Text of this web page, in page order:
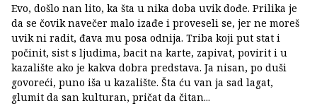
Evo, došlo nan lito, ka šta u nika doba uvik dođe. Prilika je
da se čovik navečer malo izađe i proveseli se, jer ne moreš
uvik ni radit, đava mu posa odnija. Triba koji put stat i
počinit, sist s ljudima, bacit na karte, zapivat, povirit i u
kazalište ako je kakva dobra predstava. Ja nisan, po duši
govoreći, puno iša u kazalište. Šta ću van ja sad lagat,
glumit da san kulturan, pričat da čitan...